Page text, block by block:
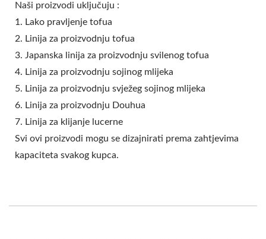
PRAVLJENJE TOFUA,
OPREMA ZA PRAVLJENJE
TOFUA, STROJ ZA
PRAVLJENJE TOFUA,
CIJENA STROJA ZA
PRAVLJENJE TOFUA,
PROIZVOĐAČI TOFUA,
OPREMA ZA
Naši proizvodi uključuju :
1. Lako pravljenje tofua
2. Linija za proizvodnju tofua
3. Japanska linija za proizvodnju svilenog tofua
4. Linija za proizvodnju sojinog mlijeka
5. Linija za proizvodnju svježeg sojinog mlijeka
6. Linija za proizvodnju Douhua
7. Linija za klijanje lucerne
Svi ovi proizvodi mogu se dizajnirati prema zahtjevima
kapaciteta svakog kupca.